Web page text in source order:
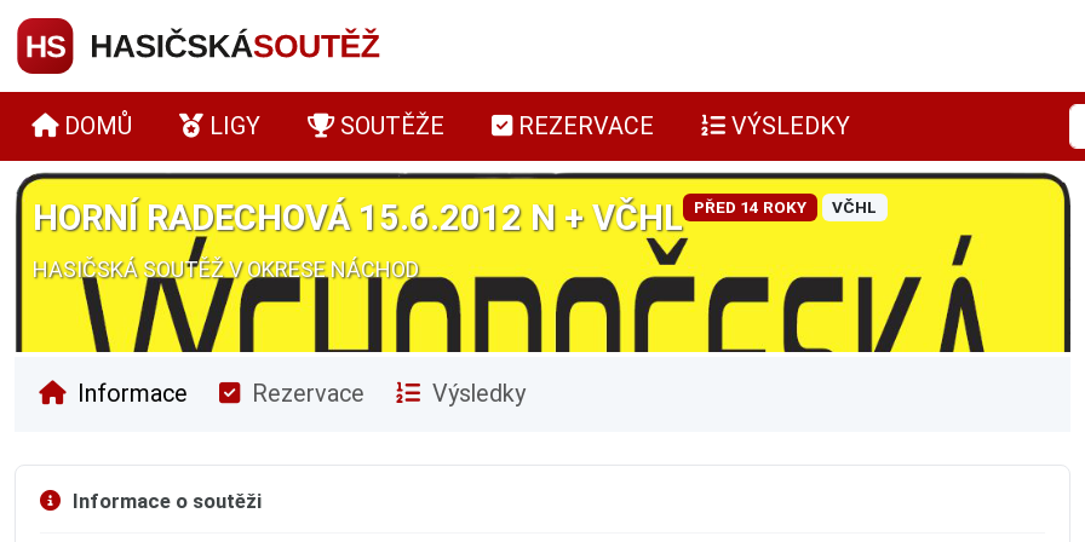
DOMŮ LIGY SOUTĚŽE REZERVACE VÝSLEDKY
HORNÍ RADECHOVÁ 15.6.2012 N + VČHL
HASIČSKÁ SOUTĚŽ V OKRESE NÁCHOD
PŘED 14 ROKY VČHL
Informace Rezervace Výsledky
Informace o soutěži